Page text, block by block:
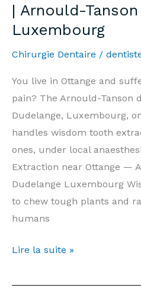
Prix
&
Cabinet
Arnould-
Tanson
Luxembourg
| Arnould-
Luxembourg
Chirurgie Dentaire /
You live in Ottange and
pain? The Arnould-Tanson
Dudelange, Luxembourg,
handles wisdom tooth
ones, under local
Extraction near Ottange —
Dudelange Luxembourg
to chew tough plants and
humans
Wisdom
Extraction
Lire la suite »